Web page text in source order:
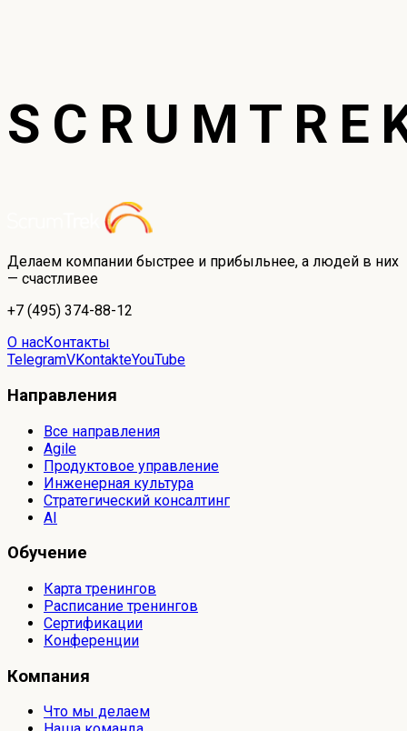
Делаем компании быстрее и прибыльнее, а людей в них
— счастливее
+7 (495) 374-88-12
О насКонтакты
TelegramVKontakteYouTube
Направления
Все направления
Agile
Продуктовое управление
Инженерная культура
Стратегический консалтинг
AI
Обучение
Карта тренингов
Расписание тренингов
Сертификации
Конференции
Компания
Что мы делаем